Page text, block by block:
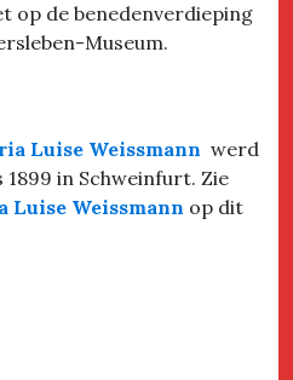
op de benedenverdieping
Museum.
Luise Weissmann werd
in Schweinfurt. Zie
Luise Weissmann op dit